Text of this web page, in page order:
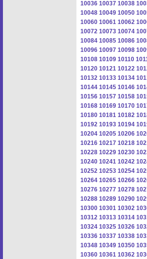
10036 10037 10038
10048 10049 10050
10060 10061 10062
10072 10073 10074
10084 10085 10086
10096 10097 10098
10108 10109 10110
10120 10121 10122
10132 10133 10134
10144 10145 10146
10156 10157 10158
10168 10169 10170
10180 10181 10182
10192 10193 10194
10204 10205 10206
10216 10217 10218
10228 10229 10230
10240 10241 10242
10252 10253 10254
10264 10265 10266
10276 10277 10278
10288 10289 10290
10300 10301 10302
10312 10313 10314
10324 10325 10326
10336 10337 10338
10348 10349 10350
10360 10361 10362